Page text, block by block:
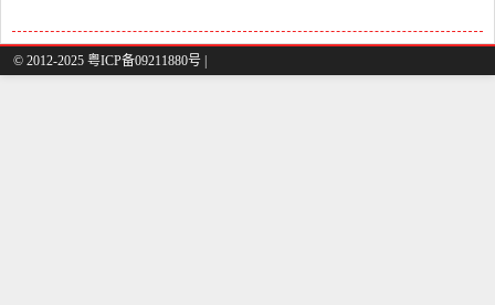
© 2012-2025 粤ICP备09211880号 |